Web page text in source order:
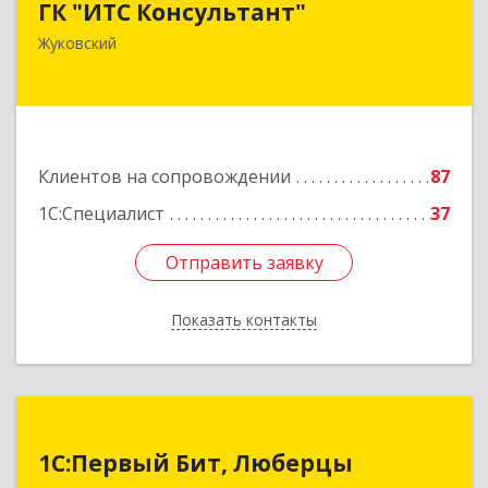
ГК "ИТС Консультант"
Жуковский
Клиентов на сопровождении
87
1С:Специалист
37
Отправить заявку
Показать контакты
140181, Московская обл, Жуковский г,
Ломоносова ул, дом № 29А, этаж 2, пом.3
Подробнее
Отправить заявку
Назад
1С:Первый Бит, Люберцы
140009, Московская обл, Люберецкий р-н,